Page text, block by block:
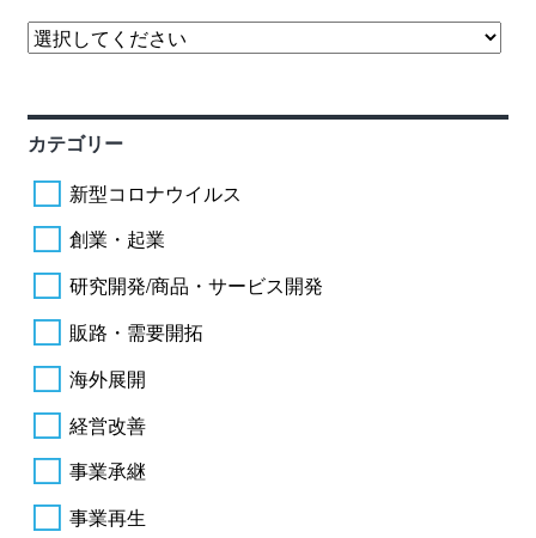
カテゴリー
新型コロナウイルス
創業・起業
研究開発/商品・サービス開発
販路・需要開拓
海外展開
経営改善
事業承継
事業再生